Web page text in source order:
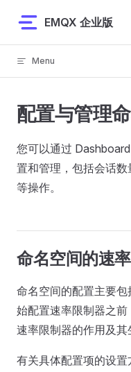
Skip to content
EMQX 企业版
Menu
配置与管理
您可以通过
置和管理，包括会话
等操作。
命名空间的速
命名空间的配置主要
始配置速率限制器之
速率限制器的作用及其
有关具体配置项的设